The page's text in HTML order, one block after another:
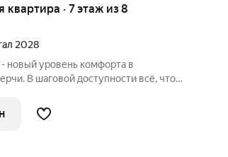
квартира · 7 этаж из 8
2028
новый уровень комфорта в
В шаговой доступности всё, что
зон. Прямо под окнами самый
в